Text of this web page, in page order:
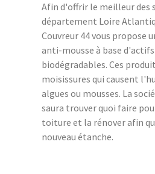
Afin d'offrir le meilleur des
département Loire
Couvreur 44 vous propose
anti-mousse à base
biodégradables. Ces
moisissures qui causent
algues ou mousses. La
saura trouver quoi faire
toiture et la rénover afin
nouveau étanche.